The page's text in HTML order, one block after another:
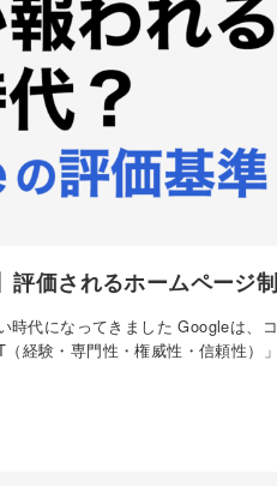
評価されるホームページ
時代になってきました Googleは、
経験・専門性・権威性・信頼性）